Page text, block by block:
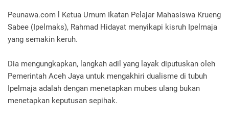
Peunawa.com l Ketua Umum Ikatan Pelajar Mahasiswa Krueng
Sabee (Ipelmaks), Rahmad Hidayat menyikapi kisruh Ipelmaja
yang semakin keruh.
Dia mengungkapkan, langkah adil yang layak diputuskan oleh
Pemerintah Aceh Jaya untuk mengakhiri dualisme di tubuh
Ipelmaja adalah dengan menetapkan mubes ulang bukan
menetapkan keputusan sepihak.